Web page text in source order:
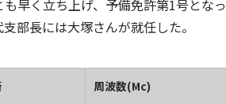
早く立ち上げ、予備免許第1号となっ
部長には大塚さんが就任した。
周波数(Mc)